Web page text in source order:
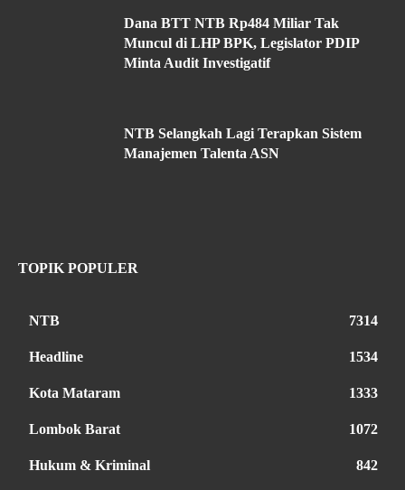
Dana BTT NTB Rp484 Miliar Tak
Muncul di LHP BPK, Legislator PDIP
Minta Audit Investigatif
NTB Selangkah Lagi Terapkan Sistem
Manajemen Talenta ASN
TOPIK POPULER
NTB 7314
Headline 1534
Kota Mataram 1333
Lombok Barat 1072
Hukum & Kriminal 842